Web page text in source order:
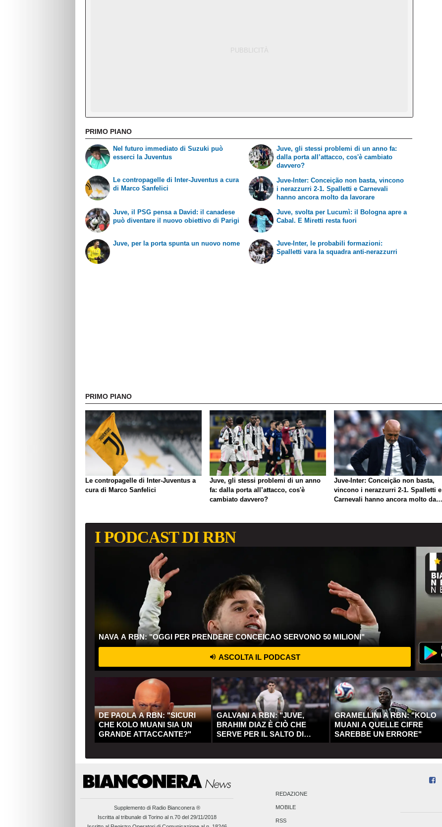
PRIMO PIANO
Nel futuro immediato di Suzuki può
esserci la Juventus
Le contropagelle di Inter-Juventus a cura
di Marco Sanfelici
Juve, gli stessi problemi di un anno fa:
dalla porta all’attacco, cos'è cambiato
davvero?
Juve-Inter: Conceição non basta, vincono
i nerazzurri 2-1. Spalletti e Carnevali
hanno ancora molto da lavorare
Juve, il PSG pensa a David: il canadese
può diventare il nuovo obiettivo di Parigi
Juve, per la porta spunta un nuovo nome
Juve, svolta per Lucumì: il Bologna apre a
Cabal. E Miretti resta fuori
Juve-Inter, le probabili formazioni:
Spalletti vara la squadra anti-nerazzurri
PRIMO PIANO
Le contropagelle di Inter-Juventus a
cura di Marco Sanfelici
Juve, gli stessi problemi di un anno
fa: dalla porta all’attacco, cos'è
cambiato davvero?
Juve-Inter: Conceição non basta,
vincono i nerazzurri 2-1. Spalletti e
Carnevali hanno ancora molto da
I PODCAST DI RBN
NAVA A RBN: "OGGI PER PRENDERE CONCEICAO SERVONO 50 MILIONI"
ASCOLTA IL PODCAST
DE PAOLA A RBN: "SICURI
CHE KOLO MUANI SIA UN
GRANDE ATTACCANTE?"
GALVANI A RBN: "JUVE,
BRAHIM DIAZ È CIÒ CHE
SERVE PER IL SALTO DI
QUALITÀ"
GRAMELLINI A RBN: "KOLO
MUANI A QUELLE CIFRE
SAREBBE UN ERRORE"
Supplemento di Radio Bianconera ®
Iscritta al tribunale di Torino al n.70 del 29/11/2018
REDAZIONE
MOBILE
RSS